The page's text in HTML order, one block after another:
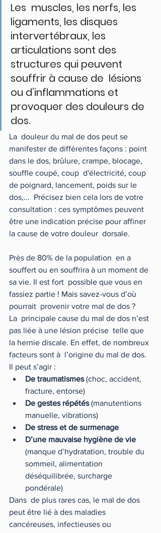
Les  muscles, les nerfs, les
ligaments, les disques
intervertébraux, les
articulations sont des
structures qui peuvent
souffrir à cause de  lésions
ou d’inflammations et
provoquer des douleurs de
dos.
La  douleur du mal de dos peut se
manifester de différentes façons : point
dans le dos, brûlure, crampe, blocage,
souffle coupé, coup  d'électricité, coup
de poignard, lancement, poids sur le
dos,...  Précisez bien cela lors de votre
consultation : ces symptômes peuvent
être une indication précise pour affiner
la cause de votre douleur  dorsale.
Près de 80% de la population  en a
souffert ou en souffrira à un moment de
sa vie. Il est fort  possible que vous en
fassiez partie ! Mais savez-vous d’où
pourrait  provenir votre mal de dos ?
La  principale cause du mal de dos n’est
pas liée à une lésion précise  telle que
la hernie discale. En effet, de nombreux
facteurs sont à  l’origine du mal de dos.
Il peut s’agir :
De traumatismes (choc, accident,
fracture, entorse)
De gestes répétés (manutentions
manuelle, vibrations)
De stress et de surmenage
D’une mauvaise hygiène de vie
(manque d’hydratation, trouble du
sommeil, alimentation
déséquilibrée, surcharge
pondérale)
Dans  de plus rares cas, le mal de dos
peut être lié à des maladies
cancéreuses, infectieuses ou